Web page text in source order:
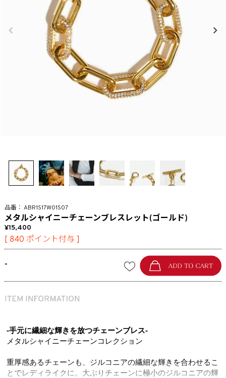
ABR1S17W01S07
メタルシャイニーチェーンブレスレット(ゴールド)
15,400
[ 840 ポイント付与 ]
-
-手元に繊細な輝きを放つチェーンブレス-
メタルシャイニーチェーンコレクション
重厚感あるチェーンも、ジルコニアの繊細な輝きを合わせるこ
とでレディライクに。大ぶりチェーンに極小のジルコニアの輝